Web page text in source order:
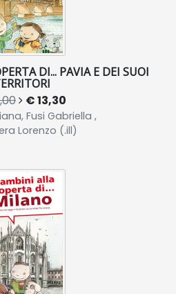
DI... PAVIA E DEI SUOI
€ 13,30
Fusi Gabriella ,
Lorenzo (.ill)